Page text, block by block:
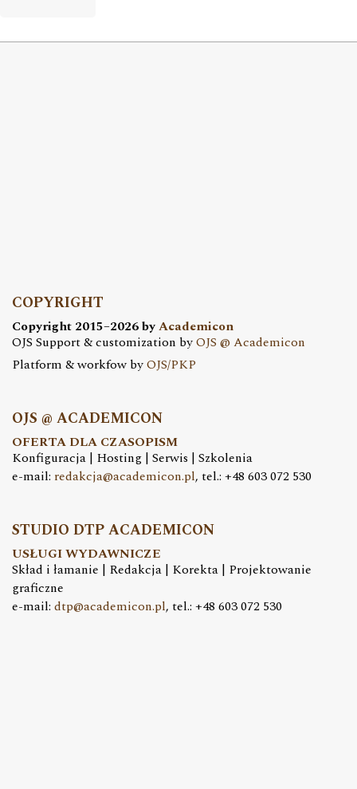
COPYRIGHT
Copyright 2015–2026 byAcademicon
OJS Support & customization byOJS @ Academicon
Platform & workfow byOJS/PKP
OJS @ ACADEMICON
OFERTA DLA CZASOPISM
Konfiguracja | Hosting | Serwis | Szkolenia
e-mail: redakcja@academicon.pl, tel.: +48 603 072 530
STUDIO DTP ACADEMICON
USŁUGI WYDAWNICZE
Skład i łamanie | Redakcja | Korekta | Projektowanie
graficzne
e-mail: dtp@academicon.pl, tel.: +48 603 072 530